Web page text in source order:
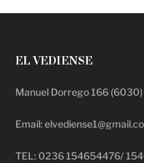
EL VEDIENSE
Manuel Dorrego 166
Email:
TEL: 0236 154654476/